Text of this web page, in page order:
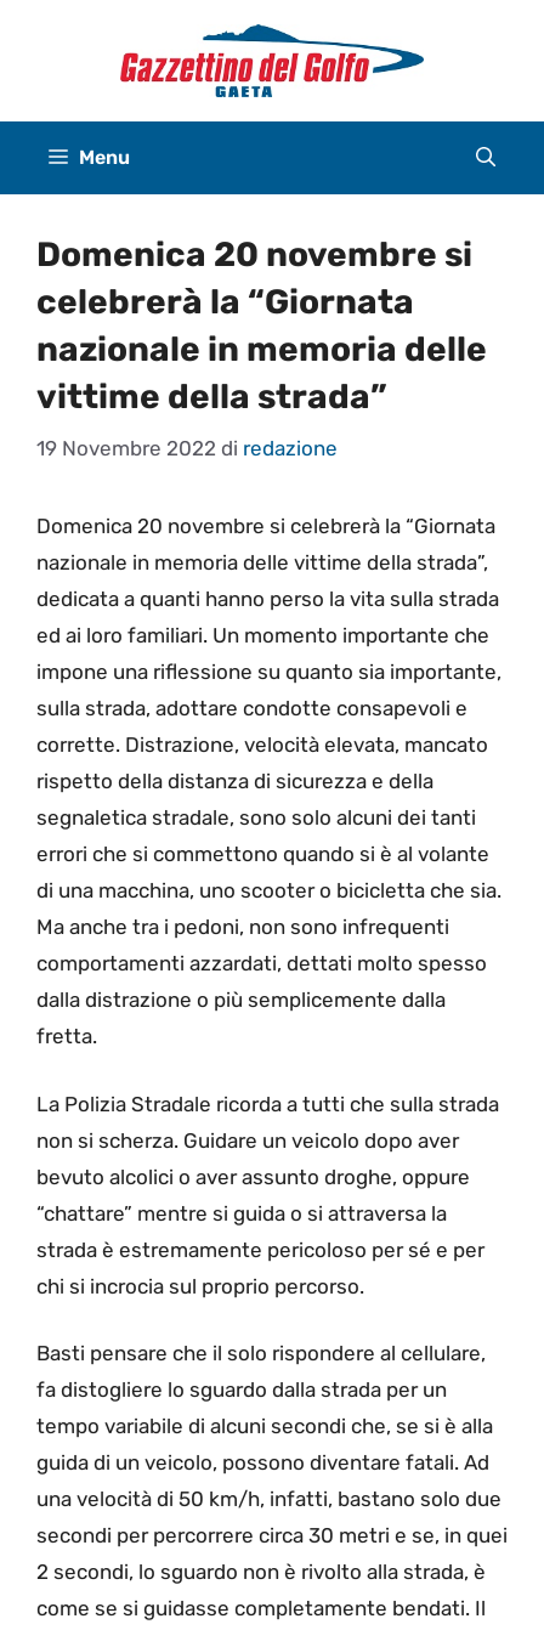
Menu
Domenica 20 novembre si
celebrerà la “Giornata
nazionale in memoria delle
vittime della strada”
19 Novembre 2022 di redazione
Domenica 20 novembre si celebrerà la “Giornata
nazionale in memoria delle vittime della strada”,
dedicata a quanti hanno perso la vita sulla strada
ed ai loro familiari. Un momento importante che
impone una riflessione su quanto sia importante,
sulla strada, adottare condotte consapevoli e
corrette. Distrazione, velocità elevata, mancato
rispetto della distanza di sicurezza e della
segnaletica stradale, sono solo alcuni dei tanti
errori che si commettono quando si è al volante
di una macchina, uno scooter o bicicletta che sia.
Ma anche tra i pedoni, non sono infrequenti
comportamenti azzardati, dettati molto spesso
dalla distrazione o più semplicemente dalla
fretta.
La Polizia Stradale ricorda a tutti che sulla strada
non si scherza. Guidare un veicolo dopo aver
bevuto alcolici o aver assunto droghe, oppure
“chattare” mentre si guida o si attraversa la
strada è estremamente pericoloso per sé e per
chi si incrocia sul proprio percorso.
Basti pensare che il solo rispondere al cellulare,
fa distogliere lo sguardo dalla strada per un
tempo variabile di alcuni secondi che, se si è alla
guida di un veicolo, possono diventare fatali. Ad
una velocità di 50 km/h, infatti, bastano solo due
secondi per percorrere circa 30 metri e se, in quei
2 secondi, lo sguardo non è rivolto alla strada, è
come se si guidasse completamente bendati. Il